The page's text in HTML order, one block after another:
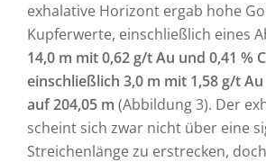
exhalative Horizont ergab hohe
Kupferwerte, einschließlich eines
14,0 m mit 0,62 g/t Au und 0,41 %
einschließlich 3,0 m mit 1,58 g/t Au
auf 204,05 m (Abbildung 3). Der
scheint sich zwar nicht über eine
Streichenlänge zu erstrecken,